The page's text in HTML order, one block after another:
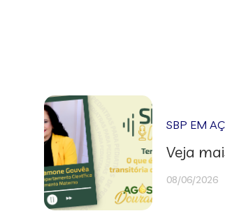
SBP EM
Veja
08/06/2026